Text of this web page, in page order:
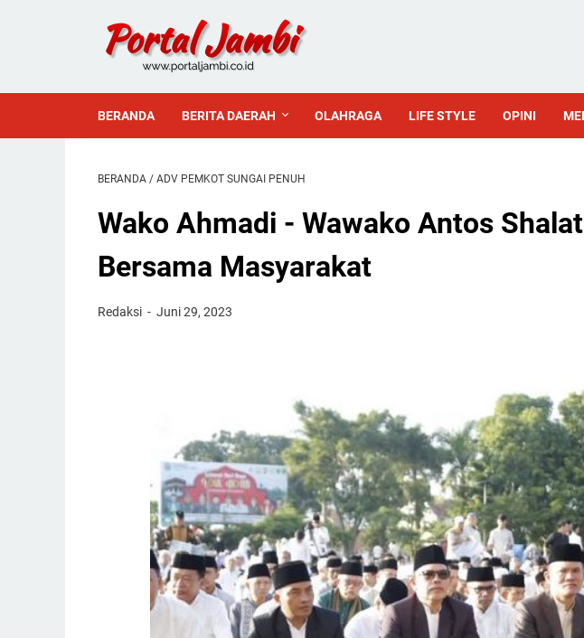
BERANDA BERITA DAERAH OLAHRAGA LIFE STYLE OPINI
BERANDA / ADV PEMKOT SUNGAI PENUH
Wako Ahmadi - Wawako Antos
Bersama Masyarakat
Redaksi Juni 29, 2023